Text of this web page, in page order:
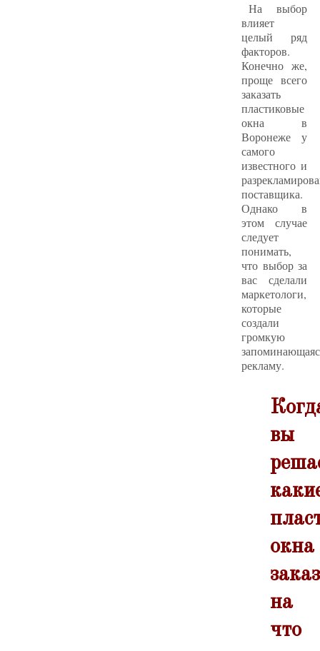
На выбор
влияет
целый ряд
факторов.
Конечно же,
проще всего
заказать
пластиковые
окна в
Воронеже у
самого
известного и
поставщика.
Однако в
этом случае
следует
понимать,
что выбор за
вас сделали
маркетологи,
которые
создали
громкую
рекламу.
вы
окна
на
что